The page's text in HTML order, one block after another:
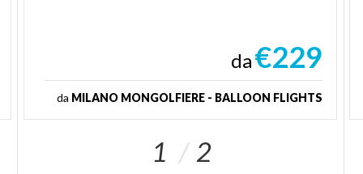
da€229
da MILANO MONGOLFIERE - BALLOON FLIGHTS
1 2